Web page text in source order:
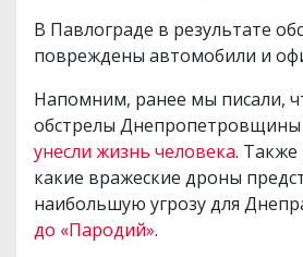
В Павлограде в результате
повреждены автомобили и
Напомним, ранее мы писали,
обстрелы Днепропетровщины
унесли жизнь человека. Также
какие вражеские дроны
наибольшую угрозу для
до «Пародий».